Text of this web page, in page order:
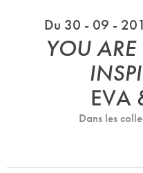
Du 30 - 09 -
YOU
EVA
Dans les